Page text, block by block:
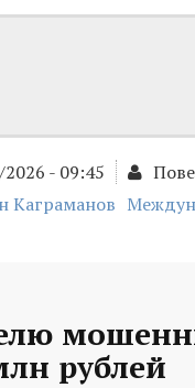
- 09:45
Каграманов
рублей